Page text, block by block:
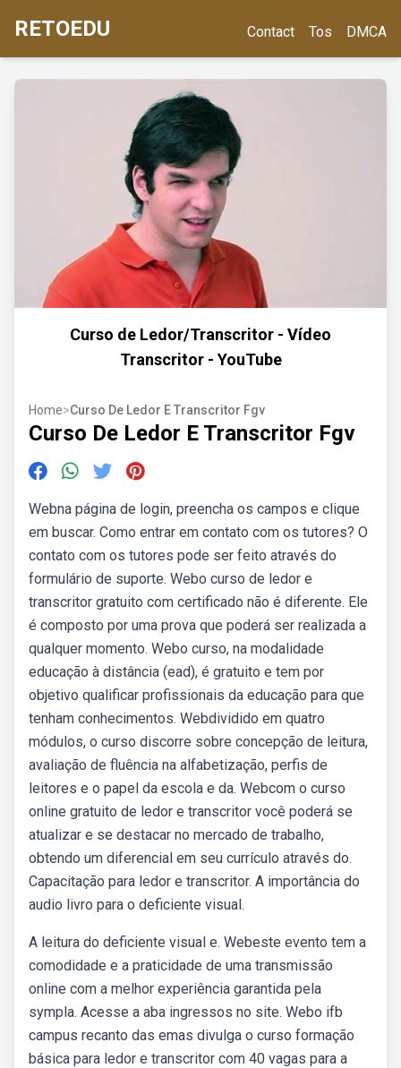
RETOEDU Contact Tos DMCA
Curso de Ledor/Transcritor - Vídeo
Transcritor - YouTube
Home>Curso De Ledor E Transcritor Fgv
Curso De Ledor E Transcritor Fgv
Webna página de login, preencha os campos e clique
em buscar. Como entrar em contato com os tutores? O
contato com os tutores pode ser feito através do
formulário de suporte. Webo curso de ledor e
transcritor gratuito com certificado não é diferente. Ele
é composto por uma prova que poderá ser realizada a
qualquer momento. Webo curso, na modalidade
educação à distância (ead), é gratuito e tem por
objetivo qualificar profissionais da educação para que
tenham conhecimentos. Webdividido em quatro
módulos, o curso discorre sobre concepção de leitura,
avaliação de fluência na alfabetização, perfis de
leitores e o papel da escola e da. Webcom o curso
online gratuito de ledor e transcritor você poderá se
atualizar e se destacar no mercado de trabalho,
obtendo um diferencial em seu currículo através do.
Capacitação para ledor e transcritor. A importância do
audio livro para o deficiente visual.
A leitura do deficiente visual e. Webeste evento tem a
comodidade e a praticidade de uma transmissão
online com a melhor experiência garantida pela
sympla. Acesse a aba ingressos no site. Webo ifb
campus recanto das emas divulga o curso formação
básica para ledor e transcritor com 40 vagas para a